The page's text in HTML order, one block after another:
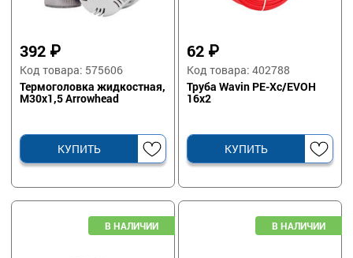
392 ₽
Код товара: 575606
Термоголовка жидкостная,
M30x1,5 Arrowhead
КУПИТЬ
62 ₽
Код товара: 402788
Труба Wavin PE-Xc/EVOH
16х2
КУПИТЬ